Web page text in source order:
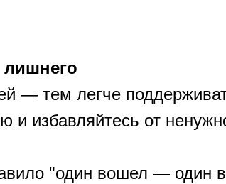
лишнего
— тем легче
и избавляйтесь от
"один вошел — один